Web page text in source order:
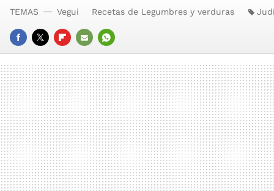
FACEBOOK
TWITTERFLIPBOARD
E-
MAIL
WHATSAPP
TEMAS Vegui Recetas de Legumbres y verduras